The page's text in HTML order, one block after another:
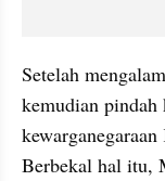
Setelah
kemudian pindah
Berbekal hal itu,